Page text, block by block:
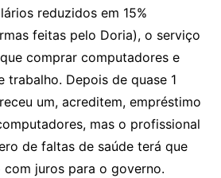
reduzidos em 15%
feitas pelo Doria), o serviço
comprar computadores e
trabalho. Depois de quase 1
um, acreditem, empréstimo
mas o profissional
de faltas de saúde terá que
juros para o governo.